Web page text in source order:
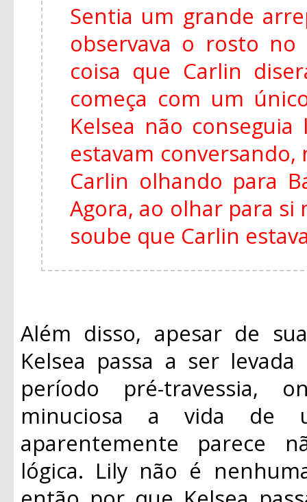
Sentia um grande
observava o rosto
coisa que Carlin
começa com um
Kelsea não
estavam
Carlin olhando para
Agora, ao olhar para si
soube que Carlin
Além disso, apesar de
Kelsea passa a ser
período pré-travessia,
minuciosa a vida de
aparentemente parece
lógica. Lily não é